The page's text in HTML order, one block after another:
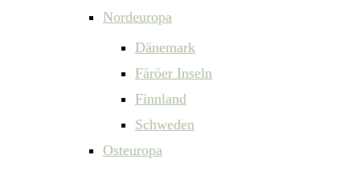
Nordeuropa
Dänemark
Färöer Inseln
Finnland
Schweden
Osteuropa